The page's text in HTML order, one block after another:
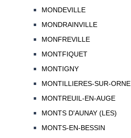
MONDEVILLE
MONDRAINVILLE
MONFREVILLE
MONTFIQUET
MONTIGNY
MONTILLIERES-SUR-ORNE
MONTREUIL-EN-AUGE
MONTS D'AUNAY (LES)
MONTS-EN-BESSIN